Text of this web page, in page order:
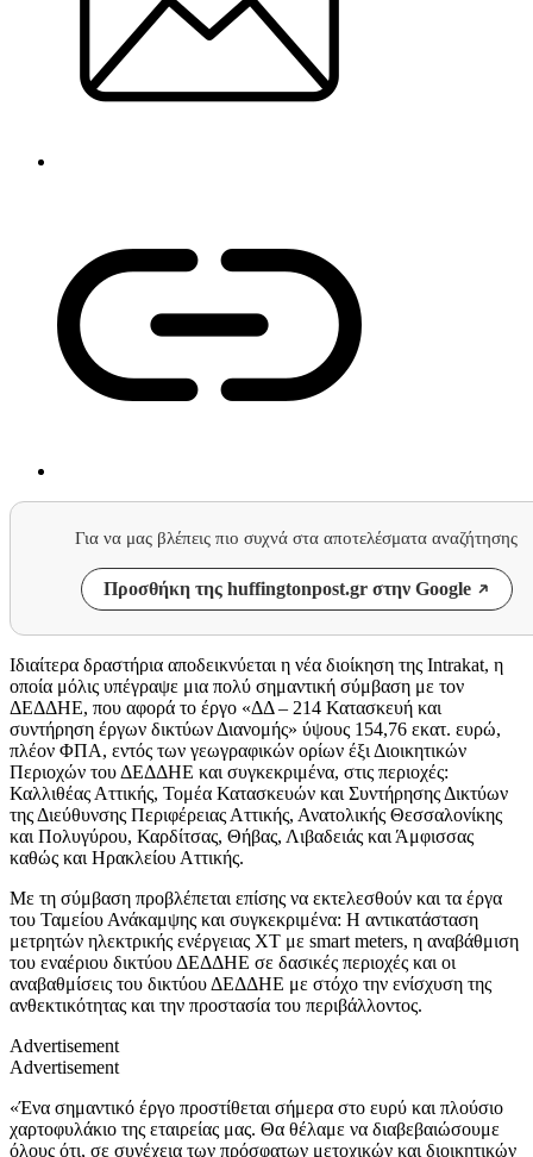
Για να μας βλέπεις πιο συχνά στα αποτελέσματα αναζήτησης
Προσθήκη της huffingtonpost.gr στην Google
Ιδιαίτερα δραστήρια αποδεικνύεται η νέα διοίκηση της Intrakat, η
οποία μόλις υπέγραψε μια πολύ σημαντική σύμβαση με τον
ΔΕΔΔΗΕ, που αφορά το έργο «ΔΔ – 214 Κατασκευή και
συντήρηση έργων δικτύων Διανομής» ύψους 154,76 εκατ. ευρώ,
πλέον ΦΠΑ, εντός των γεωγραφικών ορίων έξι Διοικητικών
Περιοχών του ΔΕΔΔΗΕ και συγκεκριμένα, στις περιοχές:
Καλλιθέας Αττικής, Τομέα Κατασκευών και Συντήρησης Δικτύων
της Διεύθυνσης Περιφέρειας Αττικής, Ανατολικής Θεσσαλονίκης
και Πολυγύρου, Καρδίτσας, Θήβας, Λιβαδειάς και Άμφισσας
καθώς και Ηρακλείου Αττικής.
Με τη σύμβαση προβλέπεται επίσης να εκτελεσθούν και τα έργα
του Ταμείου Ανάκαμψης και συγκεκριμένα: Η αντικατάσταση
μετρητών ηλεκτρικής ενέργειας ΧΤ με smart meters, η αναβάθμιση
του εναέριου δικτύου ΔΕΔΔΗΕ σε δασικές περιοχές και οι
αναβαθμίσεις του δικτύου ΔΕΔΔΗΕ με στόχο την ενίσχυση της
ανθεκτικότητας και την προστασία του περιβάλλοντος.
Advertisement
Advertisement
«Ένα σημαντικό έργο προστίθεται σήμερα στο ευρύ και πλούσιο
χαρτοφυλάκιο της εταιρείας μας. Θα θέλαμε να διαβεβαιώσουμε
όλους ότι, σε συνέχεια των πρόσφατων μετοχικών και διοικητικών